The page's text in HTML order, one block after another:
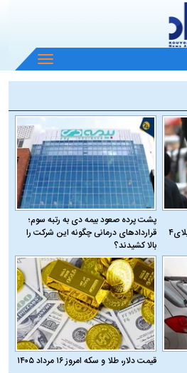
باز
و
منو
جنجال‌آفرینی مرد هزار نسخه؛ از کربلای۴
پشت پرده صعود بیمه دی به رتبه سوم؛
قراردادهای درمانی چگونه این شرکت را
بالا کشیدند؟
قیمت دلار، طلا و سکه امروز ۱۶ مرداد ۱۴۰۵